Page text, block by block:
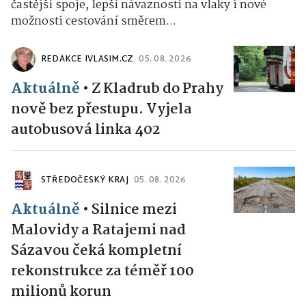
častější spoje, lepší návaznosti na vlaky i nové
možnosti cestování směrem...
REDAKCE IVLASIM.CZ 05. 08. 2026
Aktuálně • Z Kladrub do Prahy
nově bez přestupu. Vyjela
autobusová linka 402
STŘEDOČESKÝ KRAJ 05. 08. 2026
Aktuálně • Silnice mezi
Malovidy a Ratajemi nad
Sázavou čeká kompletní
rekonstrukce za téměř 100
milionů korun